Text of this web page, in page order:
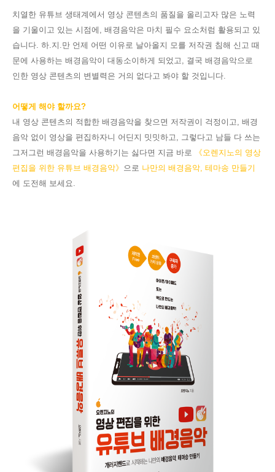
치열한 유튜브 생태계에서 영상 콘텐츠의 품질을 올리고자 많은 노력
을 기울이고 있는 시점에, 배경음악은 마치 필수 요소처럼 활용되고 있
습니다. 하.지.만 언제 어떤 이유로 날아올지 모를 저작권 침해 신고 때
문에 사용하는 배경음악이 대동소이하게 되었고, 결국 배경음악으로
인한 영상 콘텐츠의 변별력은 거의 없다고 봐야 할 것입니다.
어떻게 해야 할까요?
내 영상 콘텐츠의 적합한 배경음악을 찾으면 저작권이 걱정이고, 배경
음악 없이 영상을 편집하자니 어딘지 밋밋하고, 그렇다고 남들 다 쓰는
그저그런 배경음악을 사용하기는 싫다면 지금 바로
《오렌지노의 영상
편집을 위한 유튜브 배경음악》 으로 나만의 배경음악, 테마송 만들기
에 도전해 보세요.